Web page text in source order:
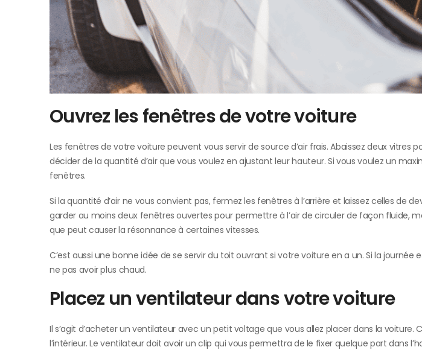
Ouvrez les fenêtres de votre voiture
Les fenêtres de votre voiture peuvent vous servir de source d’air frais. Abaissez deux vitres
décider de la quantité d’air que vous voulez en ajustant leur hauteur. Si vous voulez un
fenêtres.
Si la quantité d’air ne vous convient pas, fermez les fenêtres à l’arrière et laissez celles de
garder au moins deux fenêtres ouvertes pour permettre à l’air de circuler de façon fluide,
que peut causer la résonnance à certaines vitesses.
C’est aussi une bonne idée de se servir du toit ouvrant si votre voiture en a un. Si la
ne pas avoir plus chaud.
Placez un ventilateur dans votre voiture
Il s’agit d’acheter un ventilateur avec un petit voltage que vous allez placer dans la voiture.
l’intérieur. Le ventilateur doit avoir un clip qui vous permettra de le fixer quelque part dans